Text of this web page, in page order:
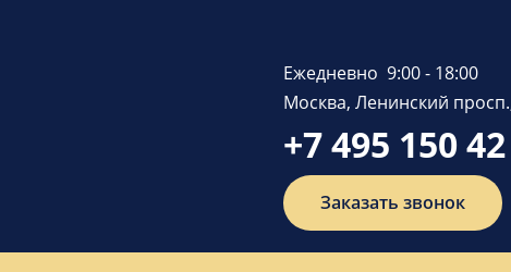
Ежедневно 9:00 - 18:00
Москва, Ленинский
+7 495 150
Заказать звонок